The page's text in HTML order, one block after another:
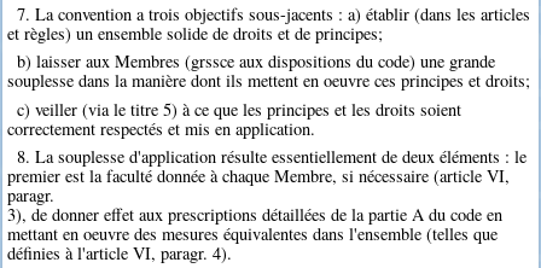
7. La convention a trois objectifs sous-jacents : a) établir (dans les articles
et règles) un ensemble solide de droits et de principes;
b) laisser aux Membres (grssce aux dispositions du code) une grande
souplesse dans la manière dont ils mettent en oeuvre ces principes et droits;
c) veiller (via le titre 5) à ce que les principes et les droits soient
correctement respectés et mis en application.
8. La souplesse d'application résulte essentiellement de deux éléments : le
premier est la faculté donnée à chaque Membre, si nécessaire (article VI,
paragr.
3), de donner effet aux prescriptions détaillées de la partie A du code en
mettant en oeuvre des mesures équivalentes dans l'ensemble (telles que
définies à l'article VI, paragr. 4).